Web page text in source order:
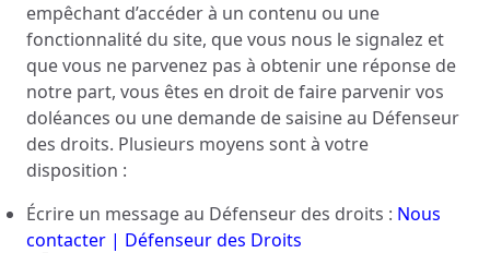
empêchant d’accéder à un contenu ou une
fonctionnalité du site, que vous nous le signalez et
que vous ne parvenez pas à obtenir une réponse de
notre part, vous êtes en droit de faire parvenir vos
doléances ou une demande de saisine au Défenseur
des droits. Plusieurs moyens sont à votre
disposition :
Écrire un message au Défenseur des droits : Nous
contacter | Défenseur des Droits